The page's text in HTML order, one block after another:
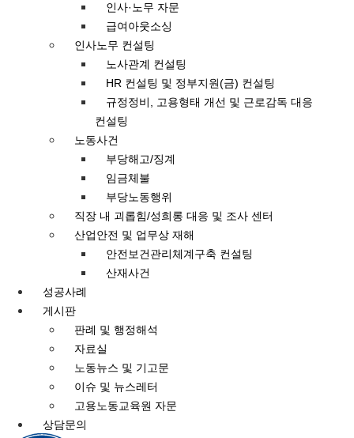
인사·노무 자문
급여아웃소싱
인사노무 컨설팅
노사관계 컨설팅
HR 컨설팅 및 정부지원(금) 컨설팅
규정정비, 고용형태 개선 및 근로감독 대응
컨설팅
노동사건
부당해고/징계
임금체불
부당노동행위
직장 내 괴롭힘/성희롱 대응 및 조사 센터
산업안전 및 업무상 재해
안전보건관리체계구축 컨설팅
산재사건
성공사례
게시판
판례 및 행정해석
자료실
노동뉴스 및 기고문
이슈 및 뉴스레터
고용노동교육원 자문
상담문의